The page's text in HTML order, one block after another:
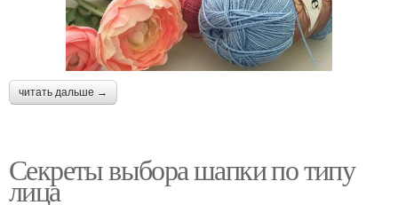
читать дальше →
Секреты выбора шапки по типу
лица